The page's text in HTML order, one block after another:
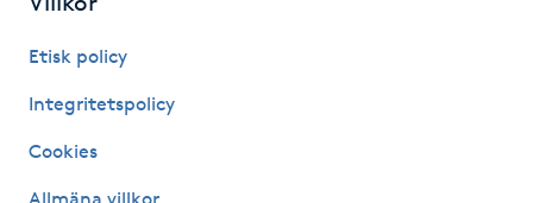
Klippning ungdom
Etisk policy
Integritetspolicy
Cookies